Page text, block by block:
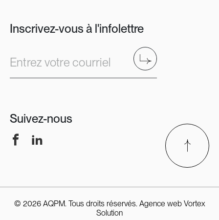
Inscrivez-vous à l'infolettre
Entrez votre courriel Envoyer
Suivez-nous
FacebookLinkedIn
© 2026 AQPM. Tous droits réservés. Agence web Vortex
Solution